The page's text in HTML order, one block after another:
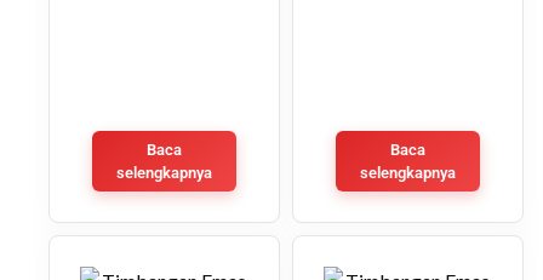
Baca
selengkapnya
Baca
selengkapnya